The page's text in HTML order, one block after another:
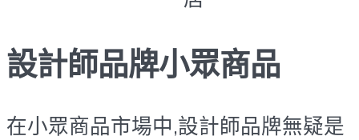
設計師品牌小眾商品
在小眾商品市場中,設計師品牌無疑是